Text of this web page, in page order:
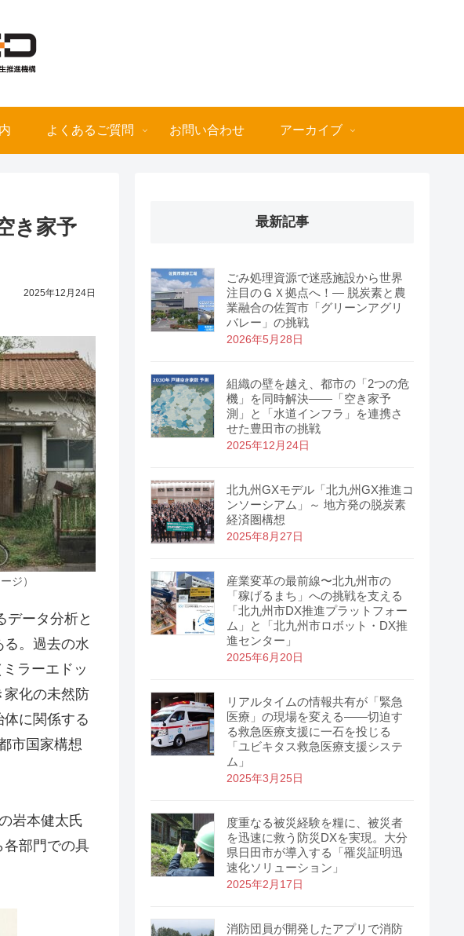
よくあるご質問 お問い合わせ アーカイブ
き家予
2025年12月24日
ジ）
データ分析と
。過去の水
ラーエドッ
家化の未然防
に関係する
市国家構想
岩本健太氏
各部門での具
最新記事
ごみ処理資源で迷惑施設から世界
注目のＧＸ拠点へ！― 脱炭素と農
業融合の佐賀市「グリーンアグリ
バレー」の挑戦
2026年5月28日
組織の壁を越え、都市の「2つの危
機」を同時解決――「空き家予
測」と「水道インフラ」を連携さ
せた豊田市の挑戦
2025年12月24日
北九州GXモデル「北九州GX推進コ
ンソーシアム」～ 地方発の脱炭素
経済圏構想
2025年8月27日
産業変革の最前線〜北九州市の
「稼げるまち」への挑戦を支える
「北九州市DX推進プラットフォー
ム」と「北九州市ロボット・DX推
進センター」
2025年6月20日
リアルタイムの情報共有が「緊急
医療」の現場を変える——切迫す
る救急医療支援に一石を投じる
「ユビキタス救急医療支援システ
ム」
2025年3月25日
度重なる被災経験を糧に、被災者
を迅速に救う防災DXを実現。大分
県日田市が導入する「罹災証明迅
速化ソリューション」
2025年2月17日
消防団員が開発したアプリで消防